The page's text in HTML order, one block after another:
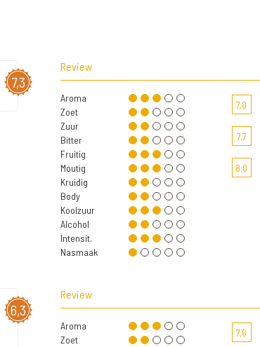
7,3
Review
Aroma
Zoet
Zuur
Bitter
Fruitig
Moutig
Kruidig
Body
Koolzuur
Alcohol
Intensit.
Nasmaak
7,0
7,7
8,0
6,3
Review
Aroma
Zoet
7,6